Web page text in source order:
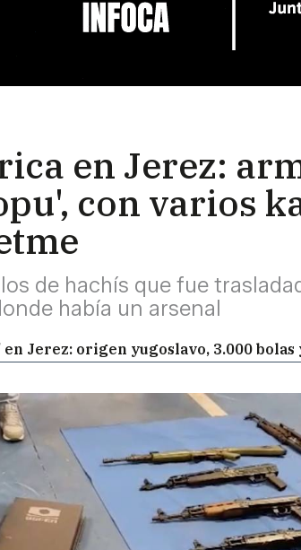
en Jerez:
con varios
de hachís que fue
había un arsenal
Jerez: origen yugoslavo, 3.000